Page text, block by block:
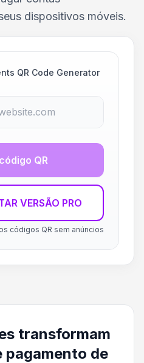
dispositivos móveis.
QR Code Generator
QR
VERSÃO PRO
códigos QR sem anúncios
transformam
pagamento de